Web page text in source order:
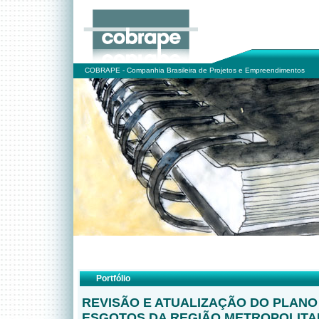
COBRAPE - Companhia Brasileira de Projetos e Empreendimentos
Portfólio
REVISÃO E ATUALIZAÇÃO DO